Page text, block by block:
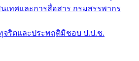
เทศและการสื่อสาร กรมสรรพากร
จริตและประพฤติมิชอบ ป.ป.ช.